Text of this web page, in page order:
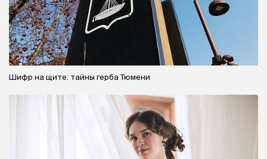
Шифр на щите: тайны герба Тюмени